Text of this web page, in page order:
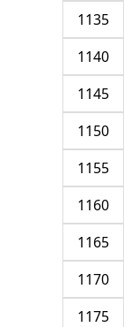
1135
1140
1145
1150
1155
1160
1165
1170
1175